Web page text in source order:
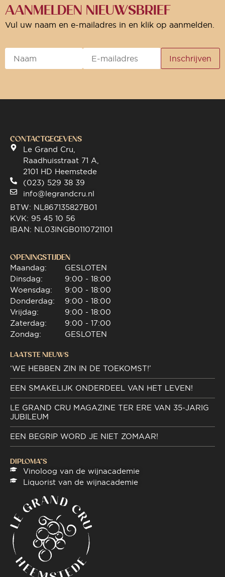
AANMELDEN NIEUWSBRIEF
Vul uw naam en e-mailadres in en klik op aanmelden.
CONTACTGEGEVENS
Le Grand Cru,
Raadhuisstraat 71 A,
2101 HD Heemstede
(023) 529 38 39
info@legrandcru.nl
BTW: NL867135827B01
KVK: 95 45 10 56
IBAN: NL03INGB0110721101
OPENINGSTIJDEN
Maandag:
Dinsdag:
Woensdag:
Donderdag:
Vrijdag:
Zaterdag:
Zondag:
GESLOTEN
9:00 - 18:00
9:00 - 18:00
9:00 - 18:00
9:00 - 18:00
9:00 - 17:00
GESLOTEN
LAATSTE NIEUWS
‘WE HEBBEN ZIN IN DE TOEKOMST!’
EEN SMAKELIJK ONDERDEEL VAN HET LEVEN!
LE GRAND CRU MAGAZINE TER ERE VAN 35-JARIG
JUBILEUM
EEN BEGRIP WORD JE NIET ZOMAAR!
DIPLOMA"S
Vinoloog van de wijnacademie
Liquorist van de wijnacademie